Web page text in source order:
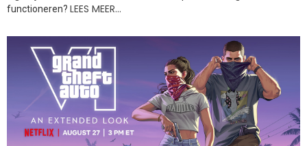
functioneren? LEES MEER…